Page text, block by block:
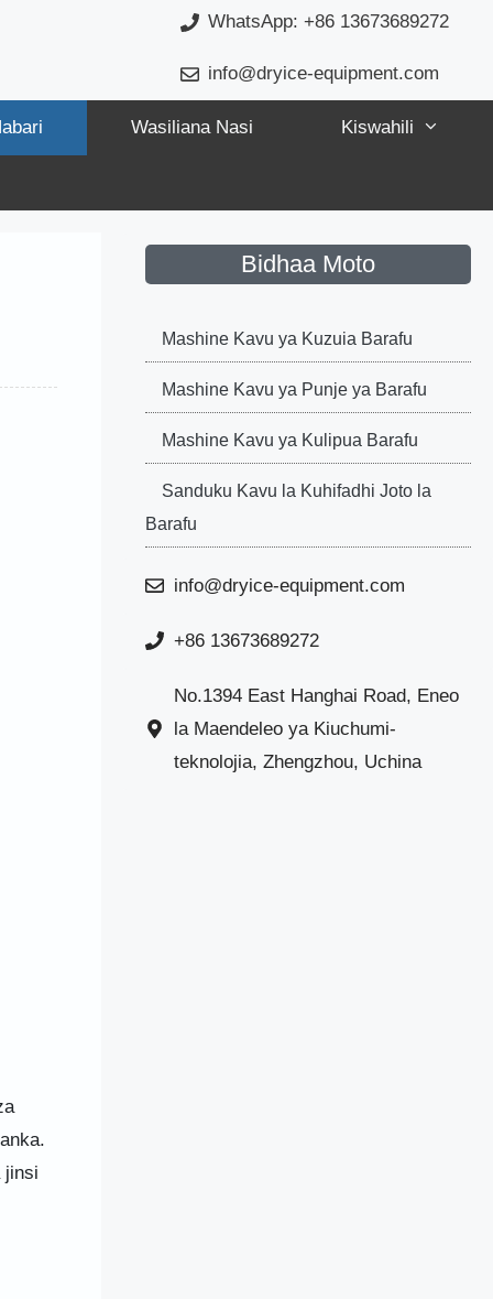
WhatsApp: +86 13673689272
info@dryice-equipment.com
Wasiliana Nasi Kiswahili
jinsi
Bidhaa Moto
Mashine Kavu ya Kuzuia Barafu
Mashine Kavu ya Punje ya Barafu
Mashine Kavu ya Kulipua Barafu
Sanduku Kavu la Kuhifadhi Joto la
Barafu
info@dryice-equipment.com
+86 13673689272
No.1394 East Hanghai Road, Eneo
la Maendeleo ya Kiuchumi-
teknolojia, Zhengzhou, Uchina